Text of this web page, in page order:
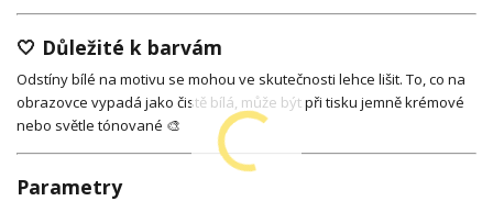
🤍 Důležité k barvám
Odstíny bílé na motivu se mohou ve skutečnosti lehce lišit. To, co na
obrazovce vypadá jako čistě bílá, může být při tisku jemně krémové
nebo světle tónované 🎨
Parametry